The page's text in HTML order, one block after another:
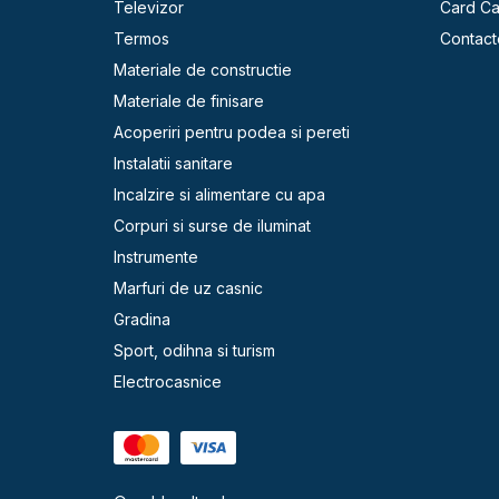
Televizor
Termos
Materiale de constructie
Materiale de finisare
Acoperiri pentru podea si pereti
Instalatii sanitare
Incalzire si alimentare cu apa
Corpuri si surse de iluminat
Instrumente
Marfuri de uz casnic
Gradina
Sport, odihna si turism
Electrocasnice
Card